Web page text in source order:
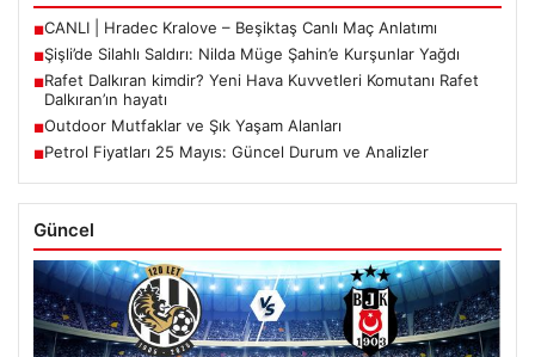
■CANLI | Hradec Kralove – Beşiktaş Canlı Maç Anlatımı
■Şişli’de Silahlı Saldırı: Nilda Müge Şahin’e Kurşunlar Yağdı
■Rafet Dalkıran kimdir? Yeni Hava Kuvvetleri Komutanı Rafet
Dalkıran’ın hayatı
■Outdoor Mutfaklar ve Şık Yaşam Alanları
■Petrol Fiyatları 25 Mayıs: Güncel Durum ve Analizler
Güncel